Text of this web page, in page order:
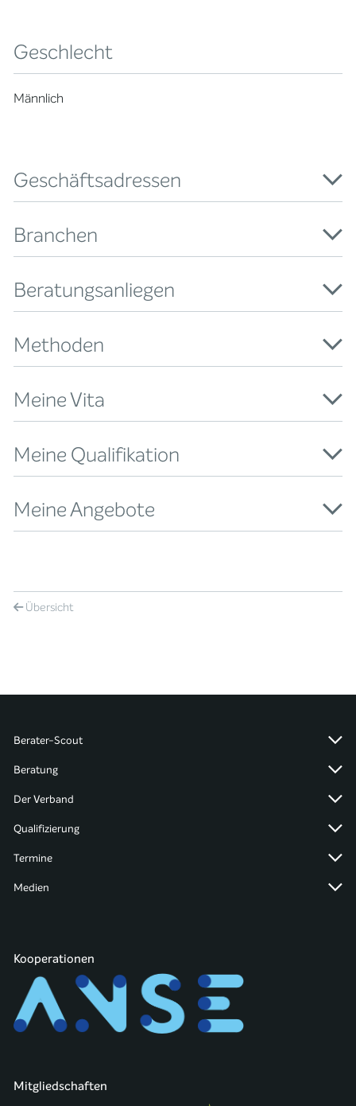
Geschlecht
Männlich
Geschäftsadressen
Branchen
Beratungsanliegen
Methoden
Meine Vita
Meine Qualifikation
Meine Angebote
Übersicht
Berater-Scout
Beratung
Der Verband
Qualifizierung
Termine
Medien
Kooperationen
Mitgliedschaften